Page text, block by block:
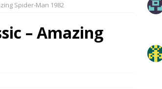
Spider-Man 1982
– Amazing